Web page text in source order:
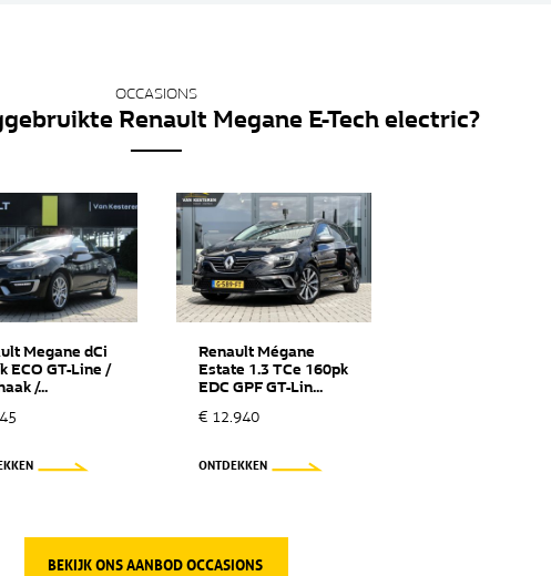
OCCASIONS
Renault Megane E-Tech electric?
Megane dCi
ECO GT-Line /
/...
Renault Mégane
Estate 1.3 TCe 160pk
EDC GPF GT-Lin...
€ 12.940
ONTDEKKEN
BEKIJK ONS AANBOD OCCASIONS